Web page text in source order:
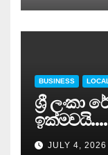
BUSINESS
ශ්‍රී ලංකා
ඉක්මවයි….
JULY 4, 2026